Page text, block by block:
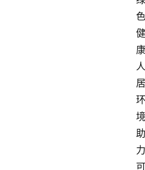
色
健
康
人
居
环
境
助
力
可